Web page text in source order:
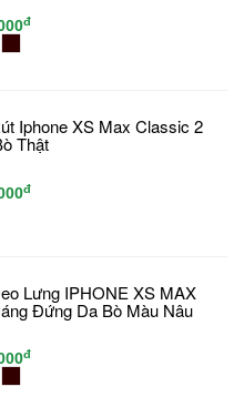
đ
Iphone XS Max Classic 2
Thật
đ
Lưng IPHONE XS MAX
Đứng Da Bò Màu Nâu
đ